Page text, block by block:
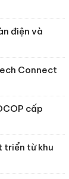
điện và
Connect
cấp
triển từ khu